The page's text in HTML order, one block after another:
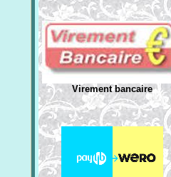
Virement bancaire